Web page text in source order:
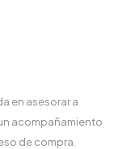
en asesorar a
acompañamiento
de compra.